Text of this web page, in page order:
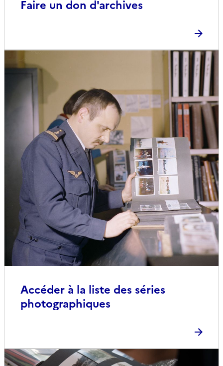
Faire un don d'archives
Accéder à la liste des séries
photographiques